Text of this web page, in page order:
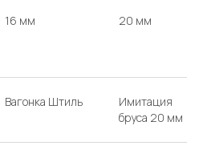
16 мм 20 мм
Вагонка Штиль
Имитация
бруса 20 мм